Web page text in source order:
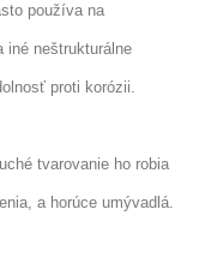
používa na
iné neštrukturálne
proti korózii.
tvarovanie ho robia
a horúce umývadlá.